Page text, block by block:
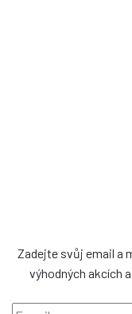
Zadejte svůj email a
výhodných akcích